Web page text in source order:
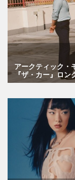
アークティック・
『ザ・カー』ロン